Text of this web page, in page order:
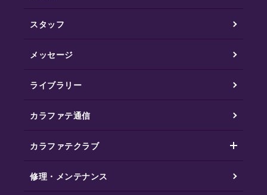
スタッフ
メッセージ
ライブラリー
カラファテ通信
カラファテクラブ
修理・メンテナンス